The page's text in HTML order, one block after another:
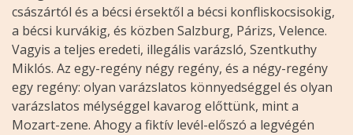
császártól és a bécsi érsektől a bécsi konfliskocsisokig,
a bécsi kurvákig, és közben Salzburg, Párizs, Velence.
Vagyis a teljes eredeti, illegális varázsló, Szentkuthy
Miklós. Az egy-regény négy regény, és a négy-regény
egy regény: olyan varázslatos könnyedséggel és olyan
varázslatos mélységgel kavarog előttünk, mint a
Mozart-zene. Ahogy a fiktív levél-előszó a legvégén